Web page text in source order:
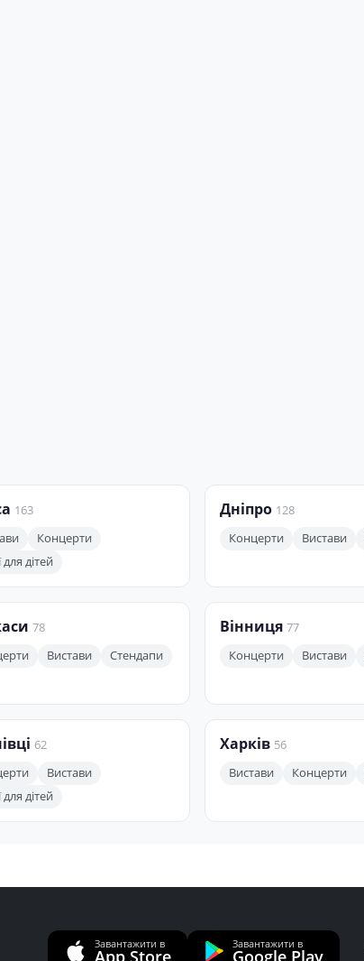
163
Концерти
для дітей
Дніпро 128
Концерти
Вистави
78
Вистави Стендапи
Вінниця 77
Концерти
Вистави
62
Вистави
для дітей
Харків 56
Вистави
Концерти
Завантажити в
App Store
Завантажити в
Google Play